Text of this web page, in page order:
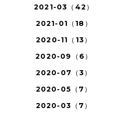
2021-03（42）
2021-01（18）
2020-11（13）
2020-09（6）
2020-07（3）
2020-05（7）
2020-03（7）